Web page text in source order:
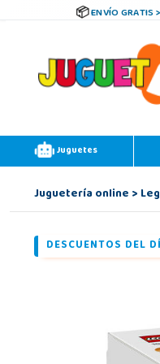
ENVÍO GRATIS
Juguetes
Juguetería online>
DESCUENTOS DEL